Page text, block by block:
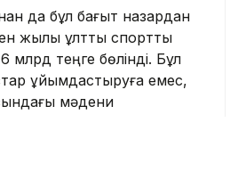
да бұл бағыт назардан
жылы ұлттық спортты
млрд теңге бөлінді. Бұл
ұйымдастыруға емес,
мәдени